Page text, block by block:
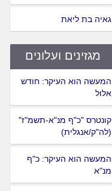
גאיה בת ליאת
מגזינים ועלונים
המעשה הוא העיקר: חודש
אלול
קונטרס "כ"ף מנ"א-תשמ"ז"
(לה"ק/אנגלית)
המעשה הוא העיקר: כ"ף
מנ"א